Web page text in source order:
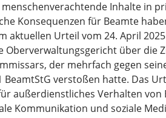
Inhalte in
Konsequenzen für Beamte
aktuellen Urteil vom 24. April
Oberverwaltungsgericht über die
der mehrfach gegen
BeamtStG verstoßen hatte. Das
außerdienstliches Verhalten von
Kommunikation und soziale